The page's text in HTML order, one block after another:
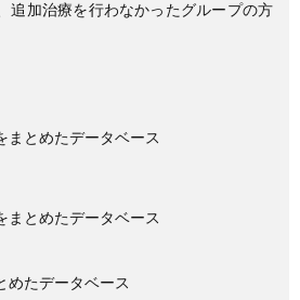
追加治療を行わなかったグループの方
まとめたデータベース
まとめたデータベース
めたデータベース